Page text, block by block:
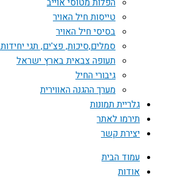
טייסות חיל האויר
בסיסי חיל האויר
סמלים,סיכות, פצ'ים, תגי
תעופה צבאית בארץ ישראל
גיבורי החיל
מערך ההגנה האווירית
גלריית תמונות
תירמו לאתר
יצירת קשר
עמוד הבית
אודות